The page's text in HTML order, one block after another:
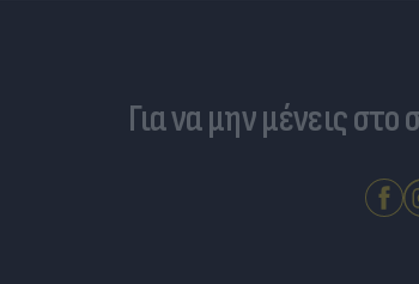
Για να μην μένεις